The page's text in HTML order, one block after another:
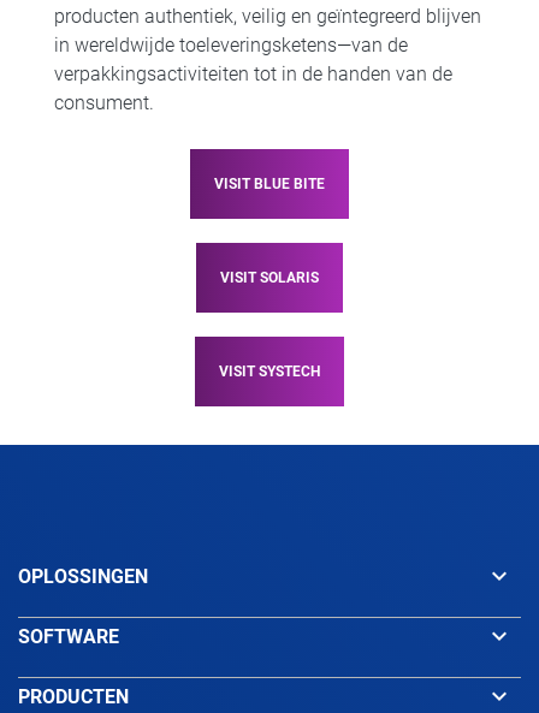
producten authentiek, veilig en geïntegreerd blijven
in wereldwijde toeleveringsketens—van de
verpakkingsactiviteiten tot in de handen van de
consument.
VISIT BLUE BITE
VISIT SOLARIS
VISIT SYSTECH
OPLOSSINGEN keyboard_arrow_down
SOFTWARE keyboard_arrow_down
PRODUCTEN keyboard_arrow_down